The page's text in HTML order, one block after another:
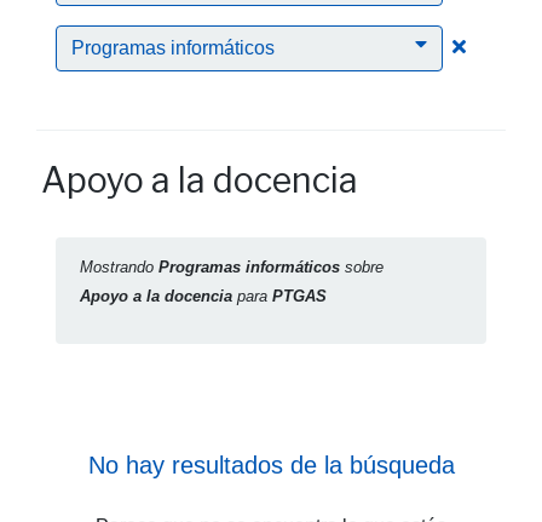
Programas informáticos Clic
Apoyo a la docencia
Mostrando Programas informáticos sobre
Apoyo a la docencia para PTGAS
No hay resultados de la búsqueda